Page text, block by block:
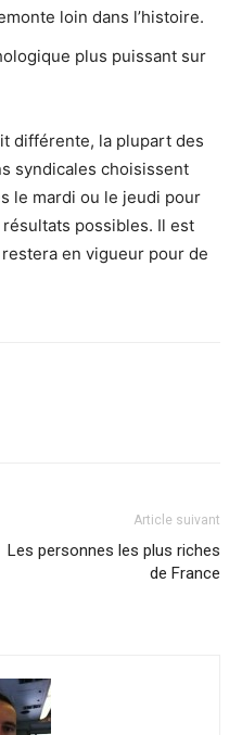
loin dans l’histoire.
plus puissant sur
différente, la plupart des
syndicales choisissent
le mardi ou le jeudi pour
possibles. Il est
en vigueur pour de
Article suivant
Les personnes les plus riches
de France